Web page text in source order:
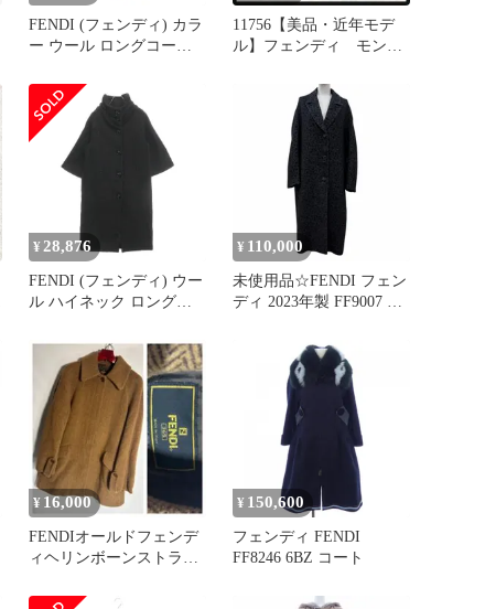
FENDI (フェンディ) カラ
ー ウール ロングコート
ィース FF8017 W1D
11756【美品・近年モデ
ル】フェンディ モンス
¥ 28,876
FENDI (フェンディ) ウー
ル ハイネック ロングコ
ス FF5586
¥ 110,000
未使用品☆FENDI フェン
ディ 2023年製 FF9007 シ
ードロングコート ブラッ
ク 38 イタリア製 正規品
レディース
¥ 16,000
FENDIオールドフェンデ
ィヘリンボーンストライ
ングコート
¥ 150,600
フェンディ FENDI
FF8246 6BZ コート